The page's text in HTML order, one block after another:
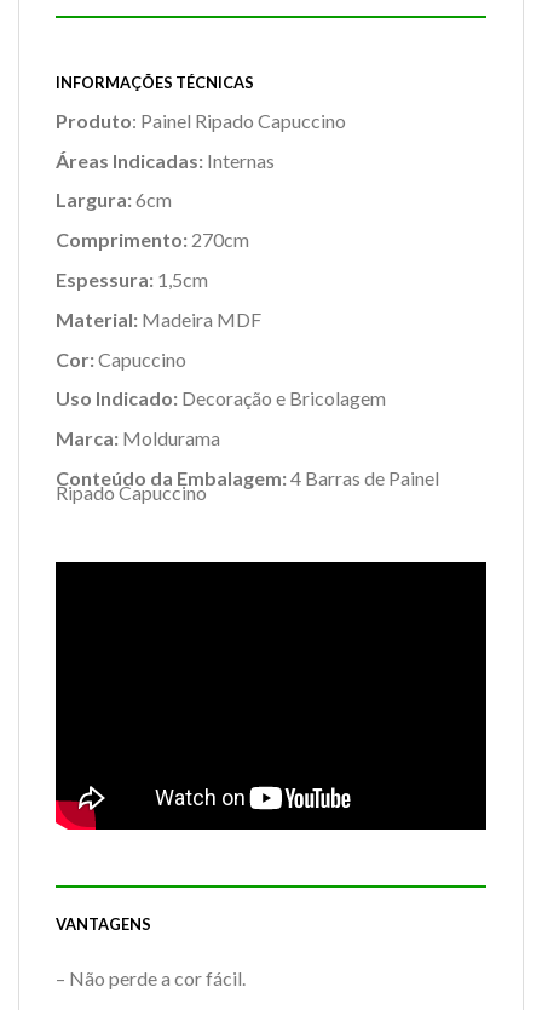
INFORMAÇÕES TÉCNICAS
Produto: Painel Ripado Capuccino
Áreas Indicadas: Internas
Largura:6cm
Comprimento: 270cm
Espessura: 1,5cm
Material: Madeira MDF
Cor:Capuccino
Uso Indicado: Decoração e Bricolagem
Marca: Moldurama
Conteúdo da Embalagem:4 Barras de Painel
Ripado Capuccino
VANTAGENS
– Não perde a cor fácil.